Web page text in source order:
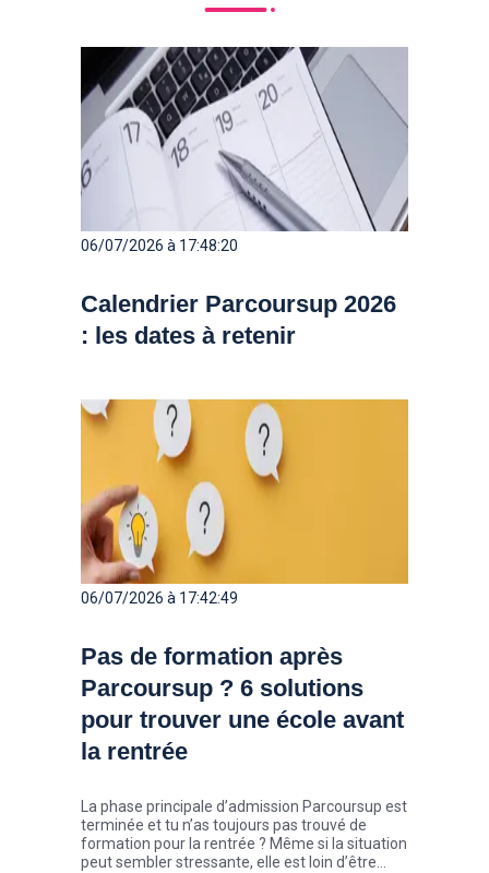
06/07/2026 à 17:48:20
Calendrier Parcoursup 2026
: les dates à retenir
06/07/2026 à 17:42:49
Pas de formation après
Parcoursup ? 6 solutions
pour trouver une école avant
la rentrée
La phase principale d’admission Parcoursup est
terminée et tu n’as toujours pas trouvé de
formation pour la rentrée ? Même si la situation
peut sembler stressante, elle est loin d’être